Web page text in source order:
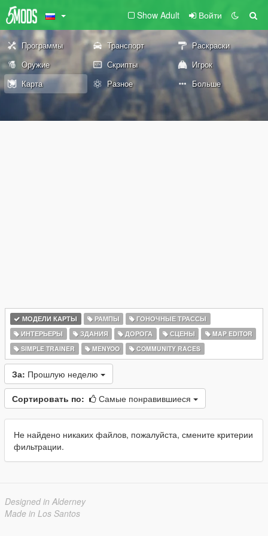
Show Adult Войти
Программы Транспорт
Раскраски
Оружие
Скрипты
Игрок
Карта
Разное Больше
МОДЕЛИ КАРТЫ РАМПЫ
ГОНОЧНЫЕ ТРАССЫ
ИНТЕРЬЕРЫ
ЗДАНИЯ ДОРОГА СЦЕНЫ
MAP EDITOR
SIMPLE TRAINER
MENYOO COMMUNITY RACES
За: Прошлую неделю
Сортировать по: Самые понравившиеся
Не найдено никаких файлов, пожалуйста, смените критерии
фильтрации.
Designed in Alderney
Made in Los Santos